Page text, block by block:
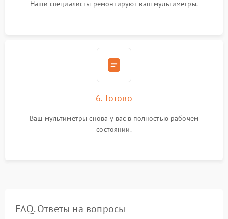
Наши специалисты ремонтируют ваш мультиметры.
6. Готово
Ваш мультиметры снова у вас в полностью рабочем
состоянии.
FAQ. Ответы на вопросы